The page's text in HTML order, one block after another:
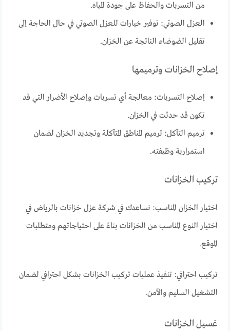
من التسربات والحفاظ على جودة المياه.
العزل الصوتي: توفير خيارات للعزل الصوتي في حال الحاجة إلى
تقليل الضوضاء الناتجة عن الخزان.
إصلاح الخزانات وترميمها
إصلاح التسربات: معالجة أي تسربات وإصلاح الأضرار التي قد
تكون قد حدثت في الخزان.
ترميم التآكل: ترميم المناطق المتآكلة وتجديد الخزان لضمان
استمرارية وظيفته.
تركيب الخزانات
اختيار الخزان المناسب: نساعدك في شركة عزل خزانات بالرياض في
اختيار النوع المناسب من الخزانات بناءً على احتياجاتهم ومتطلبات
الموقع.
تركيب احترافي: تنفيذ عمليات تركيب الخزانات بشكل احترافي لضمان
التشغيل السليم والآمن.
غسيل الخزانات